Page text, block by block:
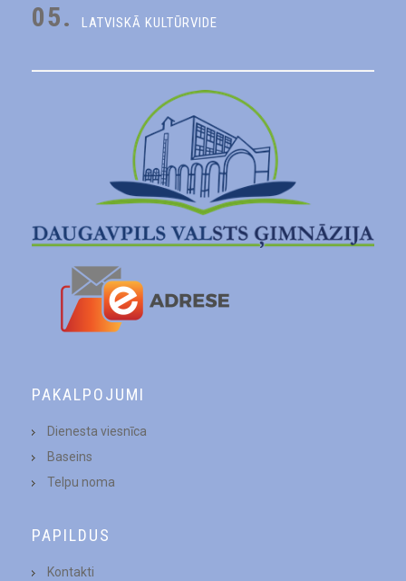
05. LATVISKĀ KULTŪRVIDE
PAKALPOJUMI
Dienesta viesnīca
Baseins
Telpu noma
PAPILDUS
Kontakti